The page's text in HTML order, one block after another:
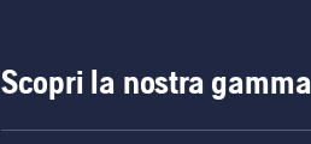
Scopri la nostra gamma